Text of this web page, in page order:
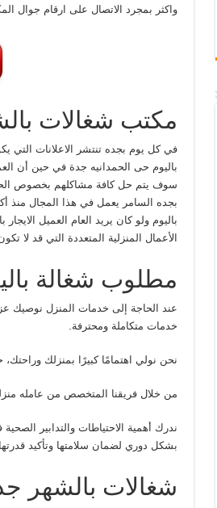
واكثر بمجرد الاتصال على ارقام جوال
مكتب شغالات
في كل يوم بجده تنتشر الاعلانات التي
باليوم حى الحمدانيه جدة في حين أن
سوف يتم حل كافة مشاكلهم بخصوص
باليوم ولو كان يريد العام العميل
الأعمال المنزلية المتعددة التي قد لا
مطلوب شغالة
عند الحاجة إلى خدمات المنزل نوصيك
خدمات متكاملة ومحترفة.
نحن نولي اهتمامًا كبيرًا بمنزلك
من خلال فريقنا المتخصص من عامله
ندرك أهمية الاحتياطات والتدابير
بشكل دوري لضمان سلامتها وتأكيد
شغالات بالشهر